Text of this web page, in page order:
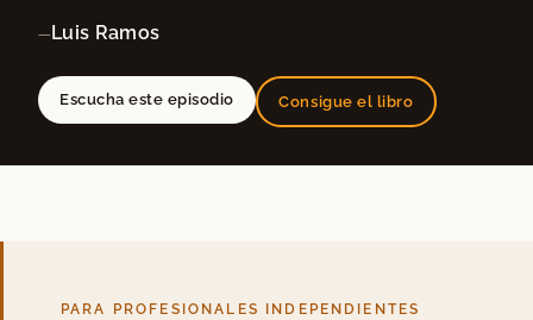
— Luis Ramos
Escucha este episodio Consigue el libro
PARA PROFESIONALES INDEPENDIENTES